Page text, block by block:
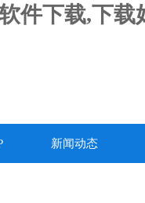
件下载,下
新闻动态